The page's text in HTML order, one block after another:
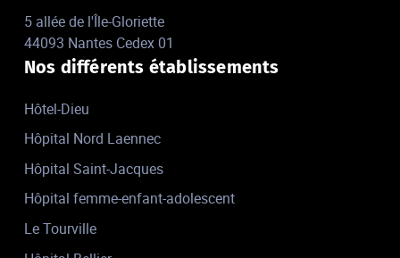
5 allée de l'Île-Gloriette
44093 Nantes Cedex 01
Nos différents établissements
Hôtel-Dieu
Hôpital Nord Laennec
Hôpital Saint-Jacques
Hôpital femme-enfant-adolescent
Le Tourville